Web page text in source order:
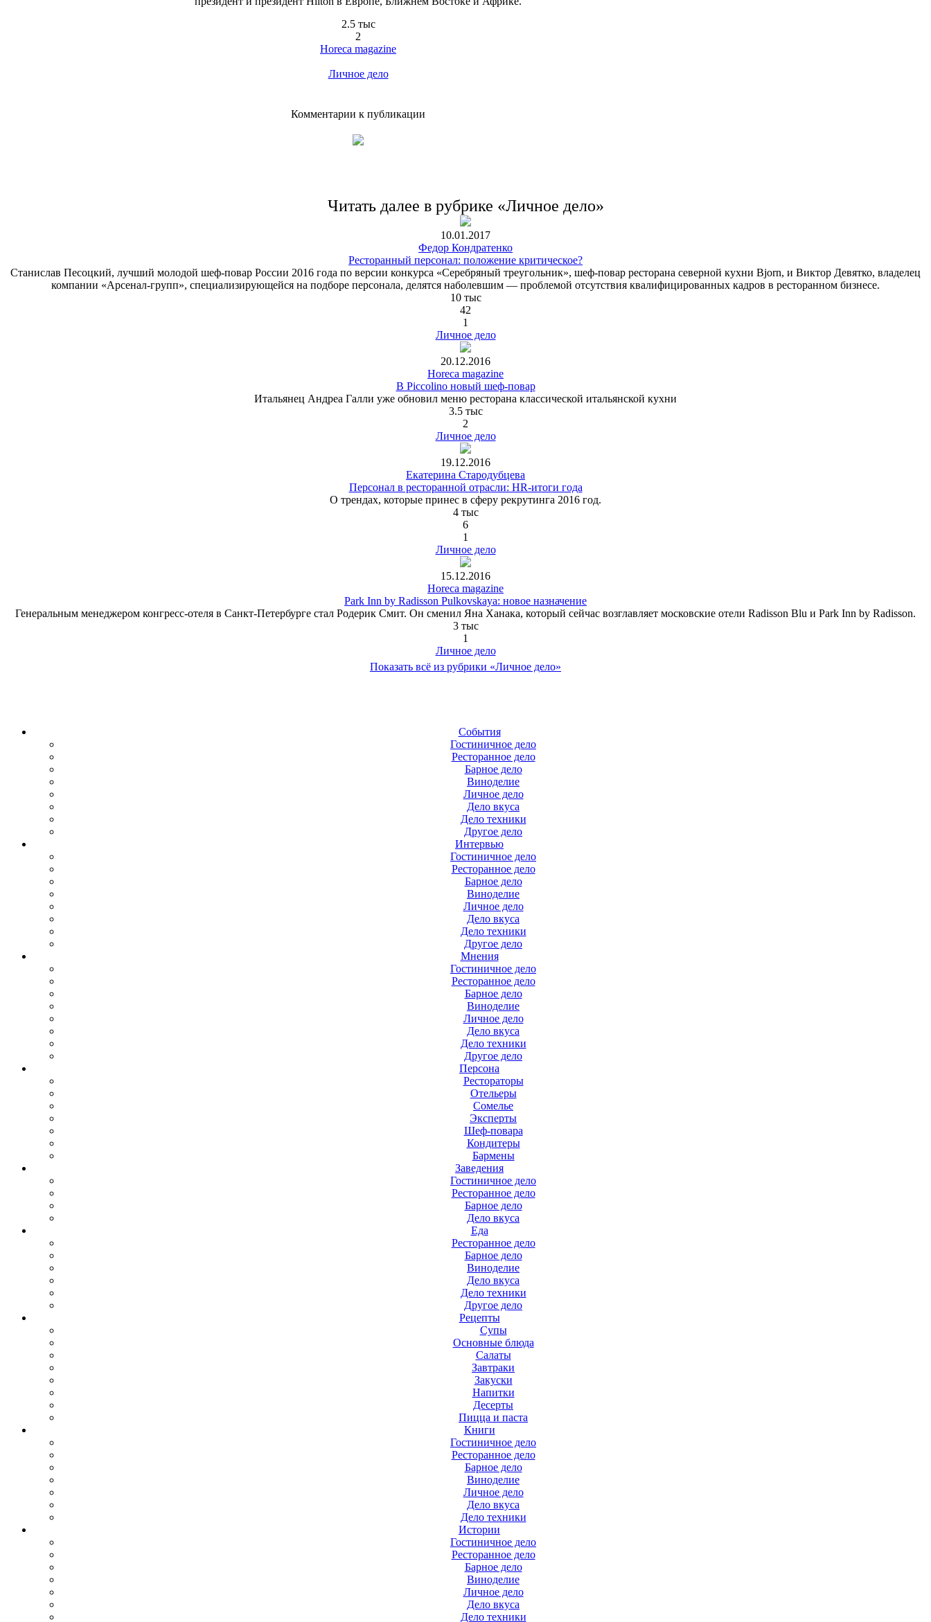
2.5 тыс
2
Horeca magazine
Личное дело
Комментарии к публикации
Читать далее в рубрике «Личное дело»
10.01.2017
Федор Кондратенко
Ресторанный персонал: положение критическое?
Станислав Песоцкий, лучший молодой шеф-повар России 2016 года по версии конкурса «Серебряный треугольник», шеф-повар ресторана северной кухни Bjorn, и Виктор Девятко, владелец
компании «Арсенал-групп», специализирующейся на подборе персонала, делятся наболевшим — проблемой отсутствия квалифицированных кадров в ресторанном бизнесе.
10 тыс
42
1
Личное дело
20.12.2016
Horeca magazine
В Piccolino новый шеф-повар
Итальянец Андреа Галли уже обновил меню ресторана классической итальянской кухни
3.5 тыс
2
Личное дело
19.12.2016
Екатерина Стародубцева
Персонал в ресторанной отрасли: HR-итоги года
О трендах, которые принес в сферу рекрутинга 2016 год.
4 тыс
6
1
Личное дело
15.12.2016
Horeca magazine
Park Inn by Radisson Pulkovskaya: новое назначение
Генеральным менеджером конгресс-отеля в Санкт-Петербурге стал Родерик Смит. Он сменил Яна Ханака, который сейчас возглавляет московские отели Radisson Blu и Park Inn by Radisson.
3 тыс
1
Личное дело
Показать всё из рубрики «Личное дело»
События
Гостиничное дело
Ресторанное дело
Барное дело
Виноделие
Личное дело
Дело вкуса
Дело техники
Другое дело
Интервью
Гостиничное дело
Ресторанное дело
Барное дело
Виноделие
Личное дело
Дело вкуса
Дело техники
Другое дело
Мнения
Гостиничное дело
Ресторанное дело
Барное дело
Виноделие
Личное дело
Дело вкуса
Дело техники
Другое дело
Персона
Рестораторы
Отельеры
Сомелье
Эксперты
Шеф-повара
Кондитеры
Бармены
Заведения
Гостиничное дело
Ресторанное дело
Барное дело
Дело вкуса
Еда
Ресторанное дело
Барное дело
Виноделие
Дело вкуса
Дело техники
Другое дело
Рецепты
Супы
Основные блюда
Салаты
Завтраки
Закуски
Напитки
Десерты
Пицца и паста
Книги
Гостиничное дело
Ресторанное дело
Барное дело
Виноделие
Личное дело
Дело вкуса
Дело техники
Истории
Гостиничное дело
Ресторанное дело
Барное дело
Виноделие
Личное дело
Дело вкуса
Дело техники